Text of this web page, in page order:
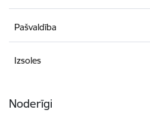
Pašvaldība
Izsoles
Noderīgi